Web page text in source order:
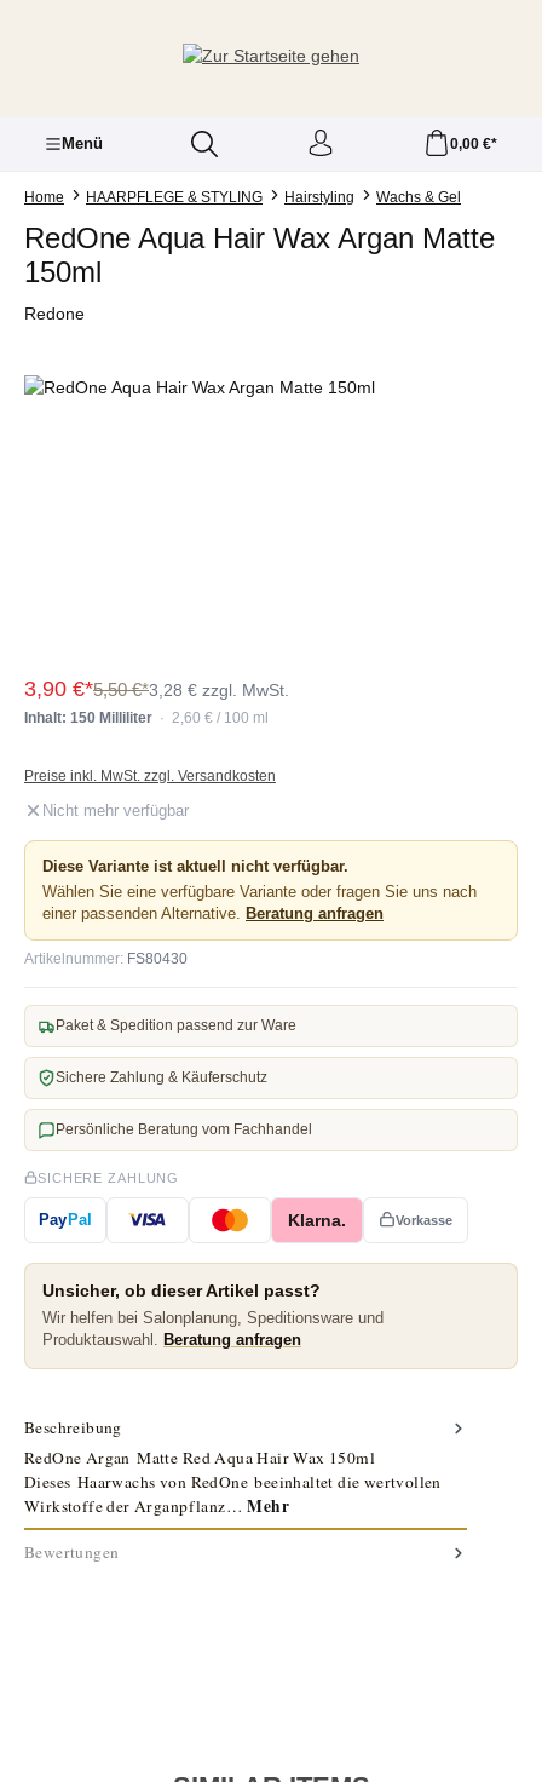
Menü 0,00 €*
Home HAARPFLEGE & STYLING Hairstyling Wachs & Gel
RedOne Aqua Hair Wax Argan Matte
150ml
Redone
Bildergalerie überspringen
3,90 €*5,50 €*3,28 € zzgl. MwSt.
Inhalt: 150 Milliliter · 2,60 € / 100 ml
Preise inkl. MwSt. zzgl. Versandkosten
Nicht mehr verfügbar
Diese Variante ist aktuell nicht verfügbar.
Wählen Sie eine verfügbare Variante oder fragen Sie uns nach
einer passenden Alternative.
Beratung anfragen
Artikelnummer: FS80430
Paket & Spedition passend zur Ware
Sichere Zahlung & Käuferschutz
Persönliche Beratung vom Fachhandel
SICHERE ZAHLUNG
PayPal Klarna. Vorkasse
Unsicher, ob dieser Artikel passt?
Wir helfen bei Salonplanung, Speditionsware und
Produktauswahl.
Beratung anfragen
Beschreibung
RedOne Argan Matte Red Aqua Hair Wax 150ml
Dieses Haarwachs von RedOne beeinhaltet die wertvollen
Wirkstoffe der Arganpflanz…Mehr
Bewertungen